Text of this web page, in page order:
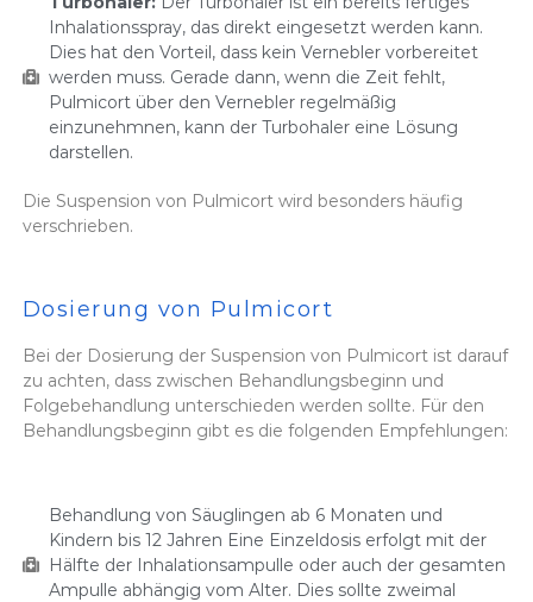
Inhalationsspray, das direkt eingesetzt werden kann.
Dies hat den Vorteil, dass kein Vernebler vorbereitet
werden muss. Gerade dann, wenn die Zeit fehlt,
Pulmicort über den Vernebler regelmäßig
einzunehmnen, kann der Turbohaler eine Lösung
darstellen.
Die Suspension von Pulmicort wird besonders häufig
verschrieben.
Dosierung von Pulmicort
Bei der Dosierung der Suspension von Pulmicort ist darauf
zu achten, dass zwischen Behandlungsbeginn und
Folgebehandlung unterschieden werden sollte. Für den
Behandlungsbeginn gibt es die folgenden Empfehlungen:
Behandlung von Säuglingen ab 6 Monaten und
Kindern bis 12 Jahren Eine Einzeldosis erfolgt mit der
Hälfte der Inhalationsampulle oder auch der gesamten
Ampulle abhängig vom Alter. Dies sollte zweimal